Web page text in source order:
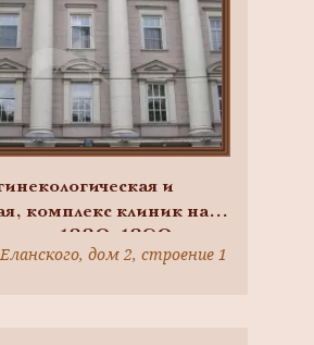
и
комплекс клиник на
поле, 1880-1890-е гг.,
К.М.дом 2, строение 1